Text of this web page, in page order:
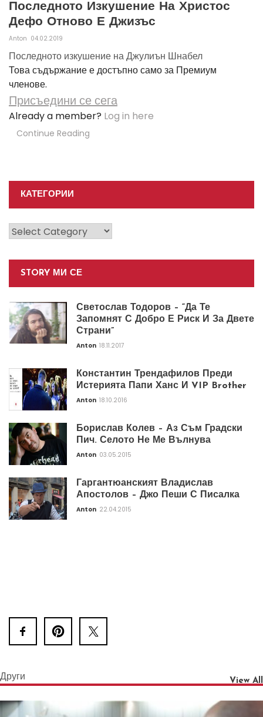
Последното Изкушение На Христос
Дефо Отново Е Джизъс
Anton 04.02.2019
Последното изкушение на Джулиън Шнабел
Това съдържание е достъпно само за Премиум
членове.
Присъедини се сега
Already a member? Log in here
Continue Reading
КАТЕГОРИИ
Категории
STORY МИ СЕ
Светослав Тодоров – “Да Те
Запомнят С Добро Е Риск И За Двете
Страни”
Anton 18.11.2017
Константин Трендафилов Преди
Истерията Папи Ханс И VIP Brother
Anton 18.10.2016
Борислав Колев – Аз Съм Градски
Пич. Селото Не Ме Вълнува
Anton 03.05.2015
Гаргантюанският Владислав
Апостолов – Джо Пеши С Писалка
Anton 22.04.2015
Други View All